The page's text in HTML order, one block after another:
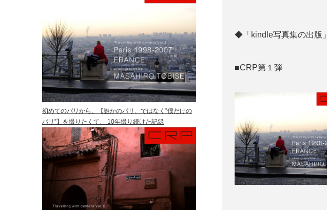
◆「kindle写真集の出版」
■CRP第１弾
初めてのパリから、【誰かのパリ、ではなく”僕だけの
パリ”】を撮りたくて、 10年撮り続けた記録